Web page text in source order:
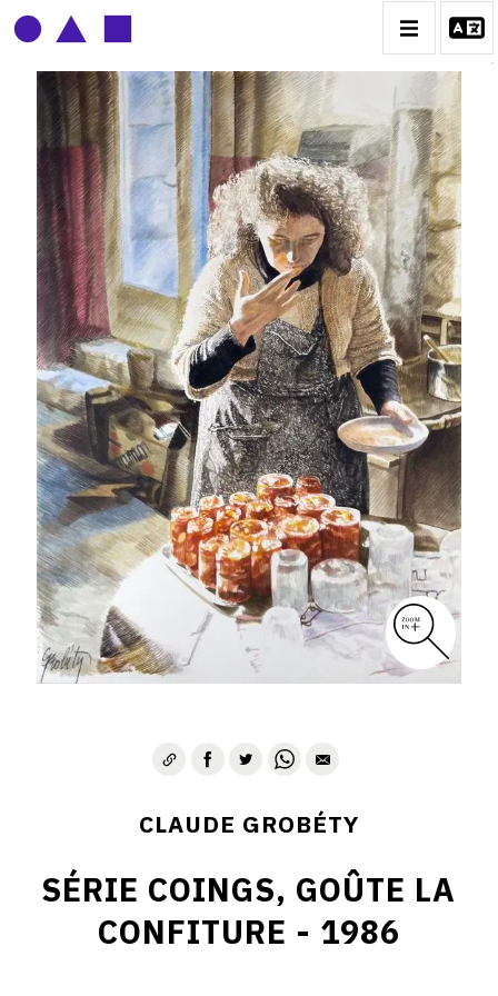
CLAUDE GROBÉTY
BIOGRAPHIE
CATALOGUE DES OEUVRES
CONTACT
CLAUDE GROBÉTY
SÉRIE COINGS, GOÛTE LA
CONFITURE - 1986